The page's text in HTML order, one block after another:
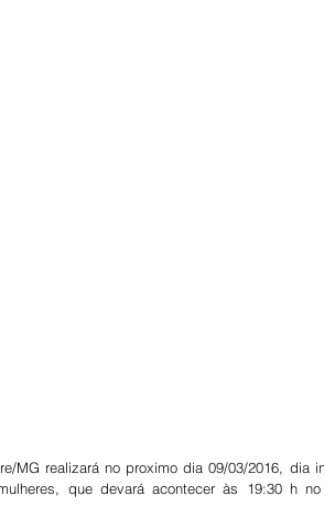
MG realizará no proximo dia 09/03/2016, dia
que devará acontecer às 19:30 h